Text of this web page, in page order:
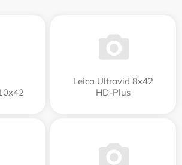
Leica Ultravid 8x42
HD-Plus